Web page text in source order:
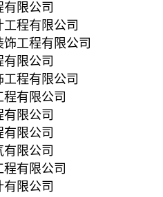
限公司
程有限公司
工程有限公司
限公司
程有限公司
有限公司
限公司
限公司
限公司
有限公司
限公司